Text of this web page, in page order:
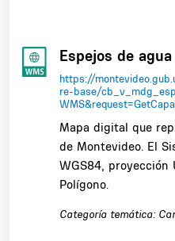
Espejos de agua
https://
re-base/
Mapa digital que
de Montevideo. El
WGS84, proyección
Polígono.
Categoría temática: